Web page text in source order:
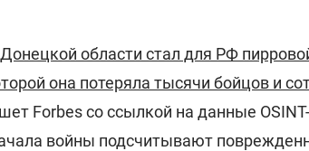
области стал для РФ
она потеряла тысячи бойцов и
Forbes со ссылкой на данные OSINT-
войны подсчитывают